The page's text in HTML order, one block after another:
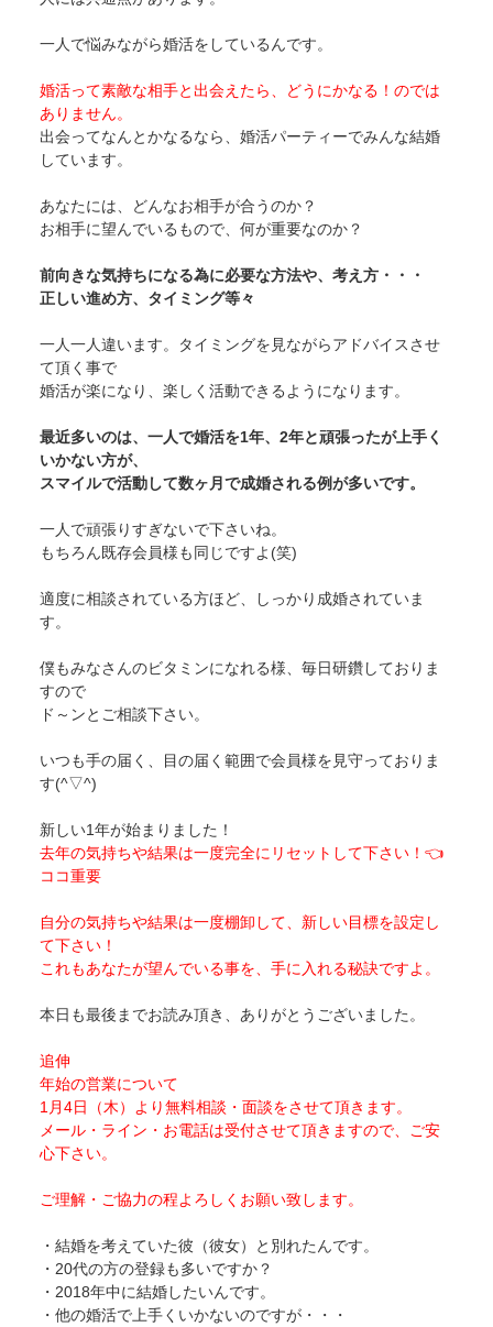
一人で悩みながら婚活をしているんです。
婚活って素敵な相手と出会えたら、どうにかなる！のでは
ありません。
出会ってなんとかなるなら、婚活パーティーでみんな結婚
しています。
あなたには、どんなお相手が合うのか？
お相手に望んでいるもので、何が重要なのか？
前向きな気持ちになる為に必要な方法や、考え方・・・
正しい進め方、タイミング等々
一人一人違います。タイミングを見ながらアドバイスさせ
て頂く事で
婚活が楽になり、楽しく活動できるようになります。
最近多いのは、一人で婚活を1年、2年と頑張ったが上手く
いかない方が、
スマイルで活動して数ヶ月で成婚される例が多いです。
一人で頑張りすぎないで下さいね。
もちろん既存会員様も同じですよ(笑)
適度に相談されている方ほど、しっかり成婚されていま
す。
僕もみなさんのビタミンになれる様、毎日研鑽しておりま
すので
ド～ンとご相談下さい。
いつも手の届く、目の届く範囲で会員様を見守っておりま
す(^▽^)
新しい1年が始まりました！
去年の気持ちや結果は一度完全にリセットして下さい！👈
ココ重要
自分の気持ちや結果は一度棚卸して、新しい目標を設定し
て下さい！
これもあなたが望んでいる事を、手に入れる秘訣ですよ。
本日も最後までお読み頂き、ありがとうございました。
追伸
年始の営業について
1月4日（木）より無料相談・面談をさせて頂きます。
メール・ライン・お電話は受付させて頂きますので、ご安
心下さい。
ご理解・ご協力の程よろしくお願い致します。
・結婚を考えていた彼（彼女）と別れたんです。
・20代の方の登録も多いですか？
・2018年中に結婚したいんです。
・他の婚活で上手くいかないのですが・・・